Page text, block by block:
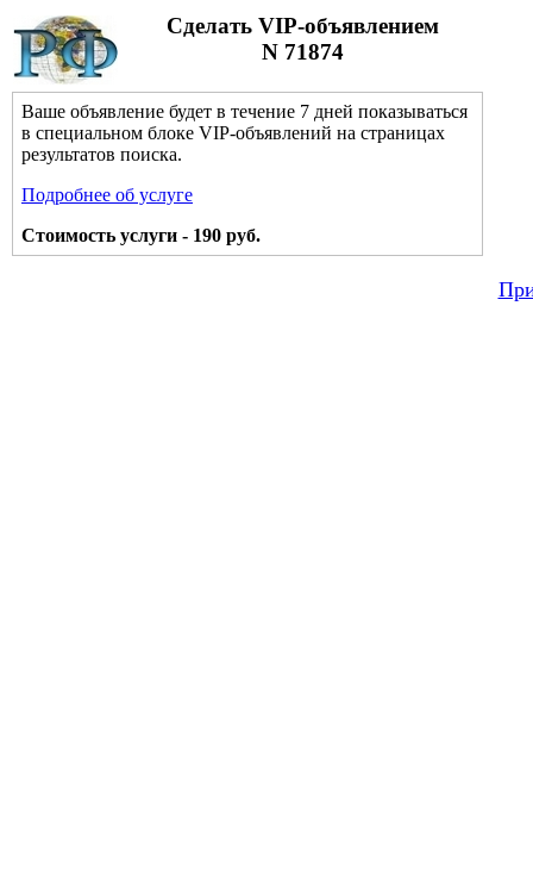
Сделать VIP-объявлением
N 71874
Ваше объявление будет в течение 7 дней показываться
в специальном блоке VIP-объявлений на страницах
результатов поиска.
Подробнее об услуге
Стоимость услуги - 190 руб.